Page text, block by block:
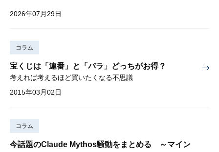
2026年07月29日
コラム
宝くじは「連番」と「バラ」どっちがお得？
考えれば考えるほど買いたくなる不思議
2015年03月02日
コラム
今話題のClaude Mythos騒動をまとめる ～マイン